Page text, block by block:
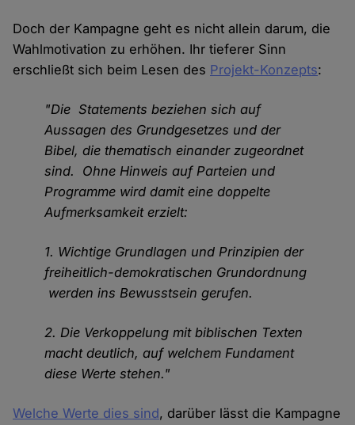
Doch der Kampagne geht es nicht allein darum, die
Wahlmotivation zu erhöhen. Ihr tieferer Sinn
erschließt sich beim Lesen des Projekt-Konzepts:
"Die Statements beziehen sich auf
Aussagen des Grundgesetzes und der
Bibel, die thematisch einander zugeordnet
sind. Ohne Hinweis auf Parteien und
Programme wird damit eine doppelte
Aufmerksamkeit erzielt:
1. Wichtige Grundlagen und Prinzipien der
freiheitlich-demokratischen Grundordnung
werden ins Bewusstsein gerufen.
2. Die Verkoppelung mit biblischen Texten
macht deutlich, auf welchem Fundament
diese Werte stehen."
Welche Werte dies sind, darüber lässt die Kampagne